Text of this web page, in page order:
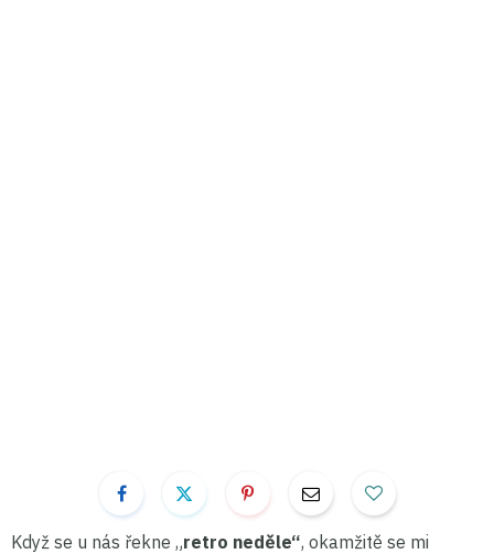
Když se u nás řekne „retro neděle“, okamžitě se mi